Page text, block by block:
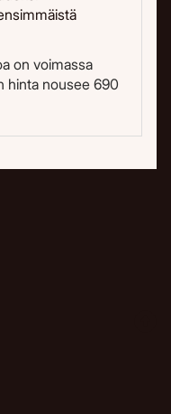
on voimassa
hinta nousee 690